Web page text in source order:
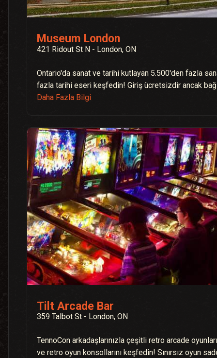
Museum London
421 Ridout St N - London, ON
Ontario'da sanat ve tarihi kutlayan 5.500'den fazla
fazla tarihi eseri keşfedin! Giriş ücretsizdir ancak
Daha Fazla Bilgi
Tilt Arcade Bar
359 Talbot St - London, ON
TennoCon arkadaşlarınızla çeşitli retro arcade
ve retro oyun konsollarını keşfedin! Sınırsız oyun